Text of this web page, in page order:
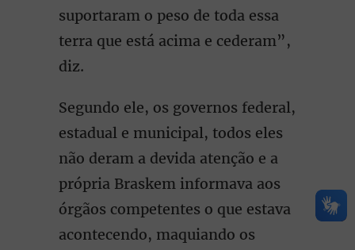
suportaram o peso de toda essa
terra que está acima e cederam”,
diz.
Segundo ele, os governos federal,
estadual e municipal, todos eles
não deram a devida atenção e a
própria Braskem informava aos
órgãos competentes o que estava
acontecendo, maquiando os